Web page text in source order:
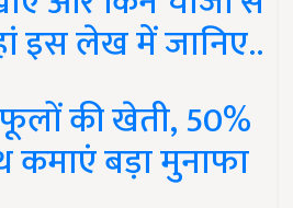
इस लेख में जानिए..
की खेती, 50%
कमाएं बड़ा मुनाफा